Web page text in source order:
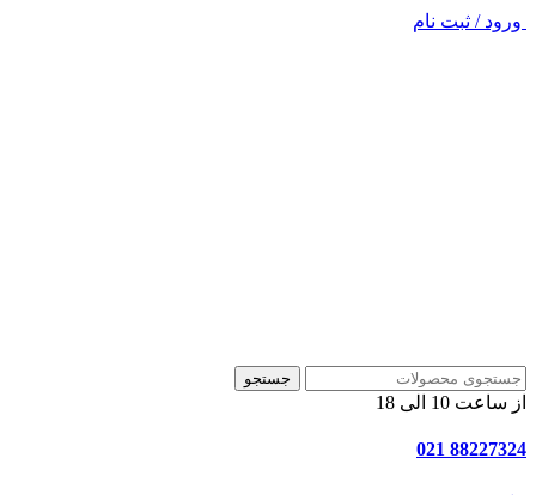
ورود / ثبت نام
جستجو
از ساعت 10 الی 18
88227324 021